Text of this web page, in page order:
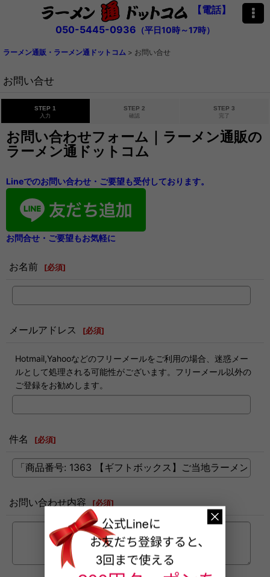
【電話】
050-5445-0936 （平日10時～17時）
ラーメン通販・ラーメン通ドットコム > お問い合せ
お問い合せ
STEP 1
入力
STEP 2
確認
STEP 3
完了
お問い合わせフォーム｜ラーメン通販の
ラーメン通ドットコム
Lineでのお問い合わせ・ご要望も受付しております。
お問合せ・ご要望もお気軽に
お名前 [必須]
メールアドレス [必須]
Hotmail,Yahooなどのフリーメールをご利用の場合、迷惑メー
ルとして処理される可能性がございます。フリーメール以外の
ご登録をお勧めします。
件名 [必須]
お問い合わせ内容 [必須]